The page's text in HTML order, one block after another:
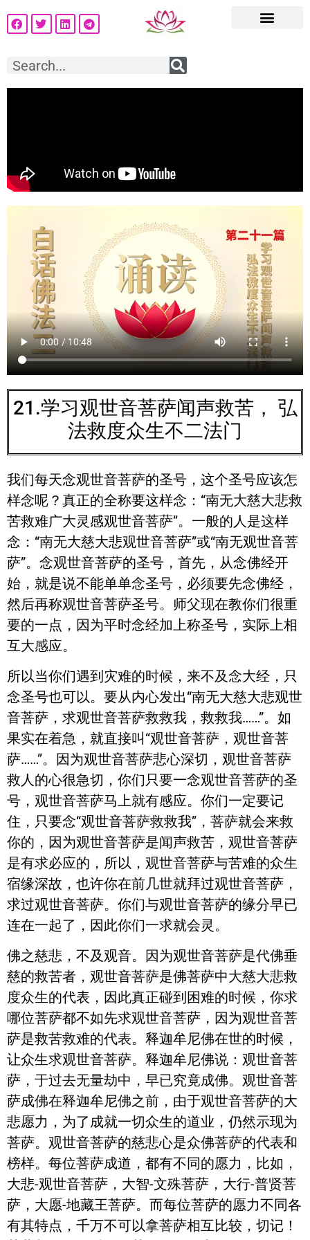
21.学习观世音菩萨闻声救苦， 弘
法救度众生不二法门
我们每天念观世音菩萨的圣号，这个圣号应该怎
样念呢？真正的全称要这样念：“南无大慈大悲救
苦救难广大灵感观世音菩萨”。一般的人是这样
念：“南无大慈大悲观世音菩萨”或“南无观世音菩
萨”。念观世音菩萨的圣号，首先，从念佛经开
始，就是说不能单单念圣号，必须要先念佛经，
然后再称观世音菩萨圣号。师父现在教你们很重
要的一点，因为平时念经加上称圣号，实际上相
互大感应。
所以当你们遇到灾难的时候，来不及念大经，只
念圣号也可以。要从内心发出“南无大慈大悲观世
音菩萨，求观世音菩萨救救我，救救我……”。如
果实在着急，就直接叫“观世音菩萨，观世音菩
萨……”。因为观世音菩萨悲心深切，观世音菩萨
救人的心很急切，你们只要一念观世音菩萨的圣
号，观世音菩萨马上就有感应。你们一定要记
住，只要念“观世音菩萨救救我”，菩萨就会来救
你的，因为观世音菩萨是闻声救苦，观世音菩萨
是有求必应的，所以，观世音菩萨与苦难的众生
宿缘深故，也许你在前几世就拜过观世音菩萨，
求过观世音菩萨。你们与观世音菩萨的缘分早已
连在一起了，因此你们一求就会灵。
佛之慈悲，不及观音。因为观世音菩萨是代佛垂
慈的救苦者，观世音菩萨是佛菩萨中大慈大悲救
度众生的代表，因此真正碰到困难的时候，你求
哪位菩萨都不如先求观世音菩萨，因为观世音菩
萨是救苦救难的代表。释迦牟尼佛在世的时候，
让众生求观世音菩萨。释迦牟尼佛说：观世音菩
萨，于过去无量劫中，早已究竟成佛。观世音菩
萨成佛在释迦牟尼佛之前，由于观世音菩萨的大
悲愿力，为了成就一切众生的道业，仍然示现为
菩萨。观世音菩萨的慈悲心是众佛菩萨的代表和
榜样。每位菩萨成道，都有不同的愿力，比如，
大悲-观世音菩萨，大智-文殊菩萨，大行-普贤菩
萨，大愿-地藏王菩萨。而每位菩萨的愿力不同各
有其特点，千万不可以拿菩萨相互比较，切记！